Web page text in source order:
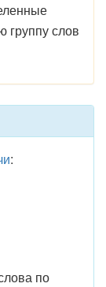
группу слов
:
по